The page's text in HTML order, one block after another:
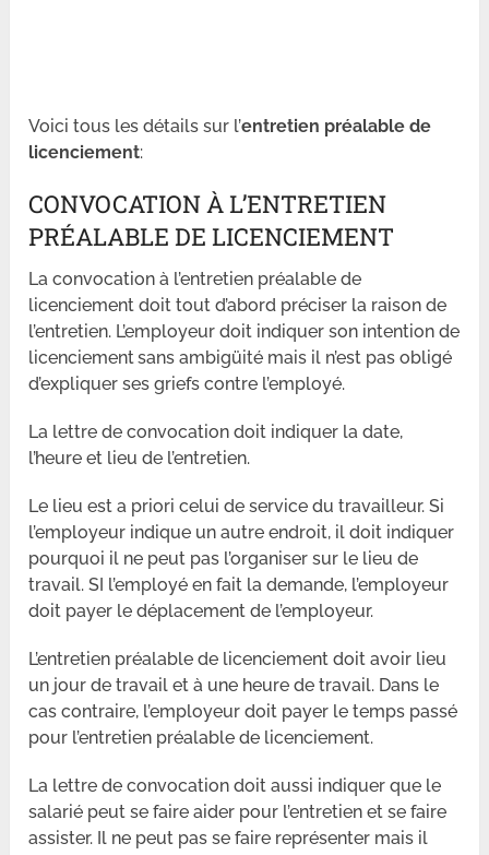
Voici tous les détails sur l’entretien préalable de
licenciement:
CONVOCATION À L’ENTRETIEN
PRÉALABLE DE LICENCIEMENT
La convocation à l’entretien préalable de
licenciement doit tout d’abord préciser la raison de
l’entretien. L’employeur doit indiquer son intention de
licenciement sans ambigüité mais il n’est pas obligé
d’expliquer ses griefs contre l’employé.
La lettre de convocation doit indiquer la date,
l’heure et lieu de l’entretien.
Le lieu est a priori celui de service du travailleur. Si
l’employeur indique un autre endroit, il doit indiquer
pourquoi il ne peut pas l’organiser sur le lieu de
travail. SI l’employé en fait la demande, l’employeur
doit payer le déplacement de l’employeur.
L’entretien préalable de licenciement doit avoir lieu
un jour de travail et à une heure de travail. Dans le
cas contraire, l’employeur doit payer le temps passé
pour l’entretien préalable de licenciement.
La lettre de convocation doit aussi indiquer que le
salarié peut se faire aider pour l’entretien et se faire
assister. Il ne peut pas se faire représenter mais il